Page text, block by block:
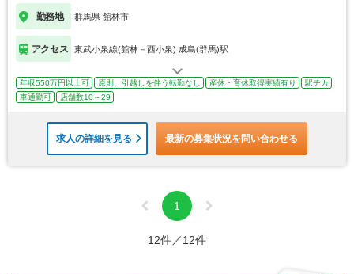
勤務地 群馬県 館林市
アクセス 東武小泉線(館林－西小泉) 成島(群馬)駅
年収550万円以上可 原則、引越しを伴う転勤なし 産休・育休取得実績有り
駅チカ
車通勤可
店舗数10～29
求人の詳細を見る 最新の募集状況を問い合わせる
1
12件／12件